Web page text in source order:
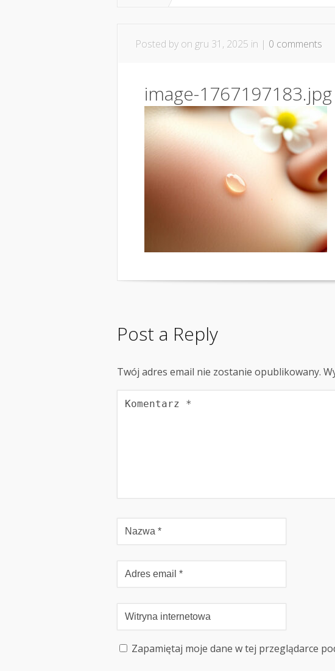
Posted by on gru 31, 2025 in | 0 comments
image-1767197183.jpg
Post a Reply
Twój adres email nie zostanie opublikowany.
Zapamiętaj moje dane w tej przeglądarce